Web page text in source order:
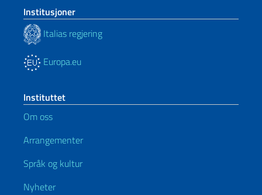
Institusjoner
Italias regjering
Europa.eu
Instituttet
Om oss
Arrangementer
Språk og kultur
Nyheter